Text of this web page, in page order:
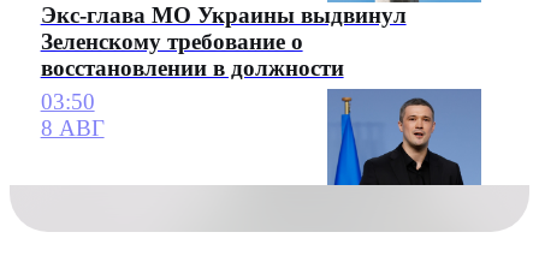
Экс-глава МО Украины выдвинул
Зеленскому требование о
восстановлении в должности
03:50
8 АВГ